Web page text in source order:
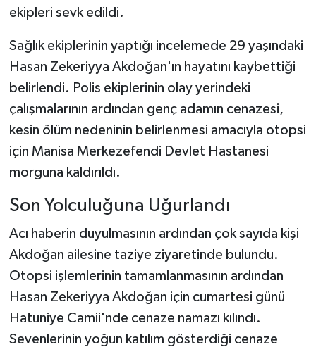
ekipleri sevk edildi.
Sağlık ekiplerinin yaptığı incelemede 29 yaşındaki
Hasan Zekeriyya Akdoğan'ın hayatını kaybettiği
belirlendi. Polis ekiplerinin olay yerindeki
çalışmalarının ardından genç adamın cenazesi,
kesin ölüm nedeninin belirlenmesi amacıyla otopsi
için Manisa Merkezefendi Devlet Hastanesi
morguna kaldırıldı.
Son Yolculuğuna Uğurlandı
Acı haberin duyulmasının ardından çok sayıda kişi
Akdoğan ailesine taziye ziyaretinde bulundu.
Otopsi işlemlerinin tamamlanmasının ardından
Hasan Zekeriyya Akdoğan için cumartesi günü
Hatuniye Camii'nde cenaze namazı kılındı.
Sevenlerinin yoğun katılım gösterdiği cenaze